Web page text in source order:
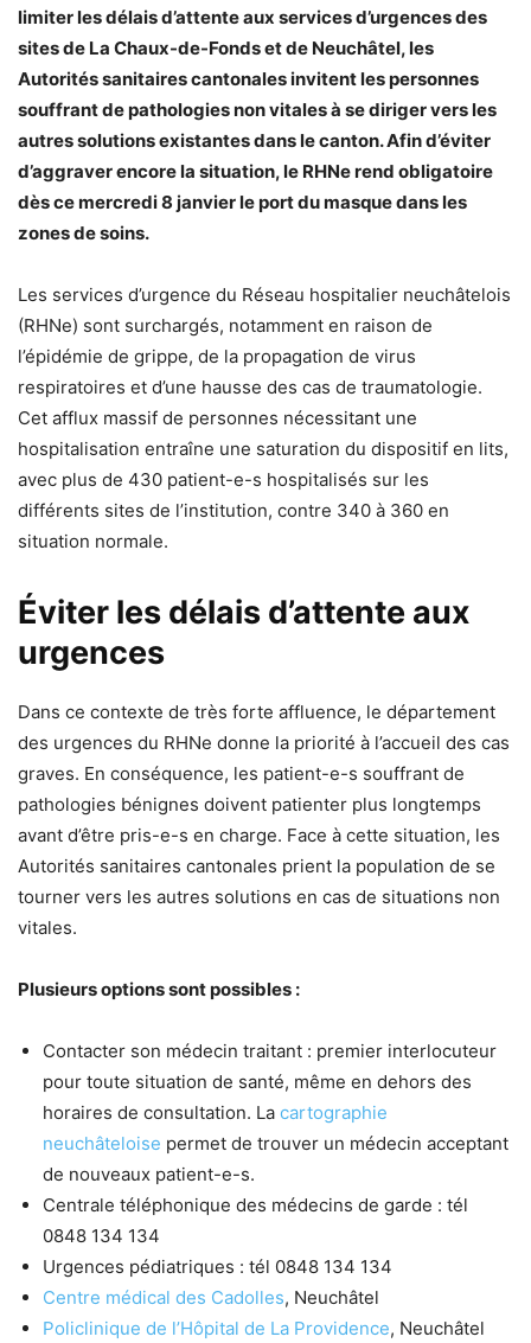
limiter les délais d’attente aux services d’urgences des
sites de La Chaux-de-Fonds et de Neuchâtel, les
Autorités sanitaires cantonales invitent les personnes
souffrant de pathologies non vitales à se diriger vers les
autres solutions existantes dans le canton. Afin d’éviter
d’aggraver encore la situation, le RHNe rend obligatoire
dès ce mercredi 8 janvier le port du masque dans les
zones de soins.
Les services d’urgence du Réseau hospitalier neuchâtelois
(RHNe) sont surchargés, notamment en raison de
l’épidémie de grippe, de la propagation de virus
respiratoires et d’une hausse des cas de traumatologie.
Cet afflux massif de personnes nécessitant une
hospitalisation entraîne une saturation du dispositif en lits,
avec plus de 430 patient-e-s hospitalisés sur les
différents sites de l’institution, contre 340 à 360 en
situation normale.
Éviter les délais d’attente aux
urgences
Dans ce contexte de très forte affluence, le département
des urgences du RHNe donne la priorité à l’accueil des cas
graves. En conséquence, les patient-e-s souffrant de
pathologies bénignes doivent patienter plus longtemps
avant d’être pris-e-s en charge. Face à cette situation, les
Autorités sanitaires cantonales prient la population de se
tourner vers les autres solutions en cas de situations non
vitales.
Plusieurs options sont possibles :
Contacter son médecin traitant : premier interlocuteur
pour toute situation de santé, même en dehors des
horaires de consultation. La cartographie
neuchâteloise permet de trouver un médecin acceptant
de nouveaux patient-e-s.
Centrale téléphonique des médecins de garde : tél
0848 134 134
Urgences pédiatriques : tél 0848 134 134
Centre médical des Cadolles, Neuchâtel
Policlinique de l’Hôpital de La Providence, Neuchâtel